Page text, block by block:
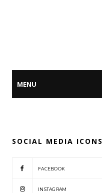
SOCIAL MEDIA ICONS
FACEBOOK
INSTAGRAM